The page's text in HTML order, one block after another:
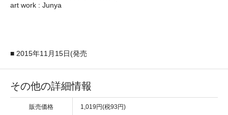
art work : Junya
■ 2015年11月15日(発売
その他の詳細情報
販売価格 1,019円(税93円)